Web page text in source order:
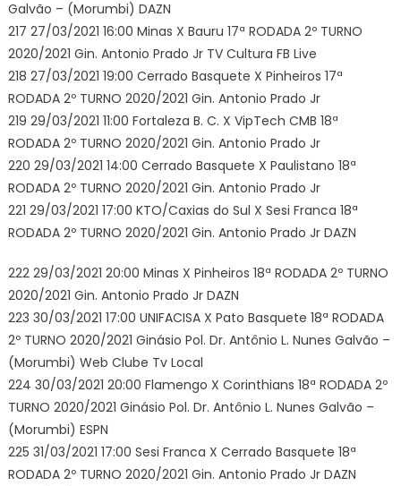
Galvão – (Morumbi) DAZN
217 27/03/2021 16:00 Minas X Bauru 17ª RODADA 2º TURNO
2020/2021 Gin. Antonio Prado Jr TV Cultura FB Live
218 27/03/2021 19:00 Cerrado Basquete X Pinheiros 17ª
RODADA 2º TURNO 2020/2021 Gin. Antonio Prado Jr
219 29/03/2021 11:00 Fortaleza B. C. X VipTech CMB 18ª
RODADA 2º TURNO 2020/2021 Gin. Antonio Prado Jr
220 29/03/2021 14:00 Cerrado Basquete X Paulistano 18ª
RODADA 2º TURNO 2020/2021 Gin. Antonio Prado Jr
221 29/03/2021 17:00 KTO/Caxias do Sul X Sesi Franca 18ª
RODADA 2º TURNO 2020/2021 Gin. Antonio Prado Jr DAZN
222 29/03/2021 20:00 Minas X Pinheiros 18ª RODADA 2º TURNO
2020/2021 Gin. Antonio Prado Jr DAZN
223 30/03/2021 17:00 UNIFACISA X Pato Basquete 18ª RODADA
2º TURNO 2020/2021 Ginásio Pol. Dr. Antônio L. Nunes Galvão –
(Morumbi) Web Clube Tv Local
224 30/03/2021 20:00 Flamengo X Corinthians 18ª RODADA 2º
TURNO 2020/2021 Ginásio Pol. Dr. Antônio L. Nunes Galvão –
(Morumbi) ESPN
225 31/03/2021 17:00 Sesi Franca X Cerrado Basquete 18ª
RODADA 2º TURNO 2020/2021 Gin. Antonio Prado Jr DAZN